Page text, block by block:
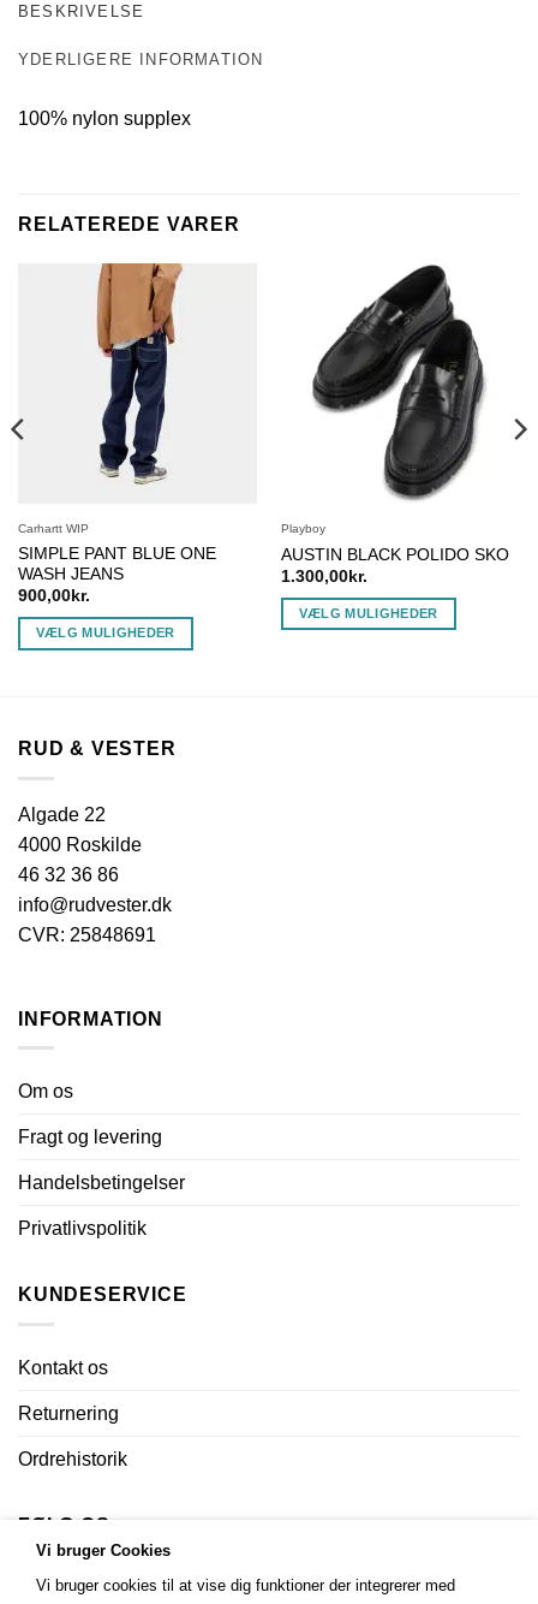
BESKRIVELSE
YDERLIGERE INFORMATION
100% nylon supplex
RELATEREDE VARER
Carhartt WIP
SIMPLE PANT BLUE ONE
WASH JEANS
900,00kr.
VÆLG MULIGHEDER
flere
kan
vælges
på
Playboy
AUSTIN BLACK POLIDO SKO
1.300,00kr.
VÆLG MULIGHEDER
RUD & VESTER
Algade 22
4000 Roskilde
46 32 36 86
info@rudvester.dk
CVR: 25848691
INFORMATION
Om os
Fragt og levering
Handelsbetingelser
Privatlivspolitik
KUNDESERVICE
Kontakt os
Returnering
Ordrehistorik
FØLG OS
Vi bruger Cookies
Vi bruger cookies til at vise dig funktioner der integrerer med